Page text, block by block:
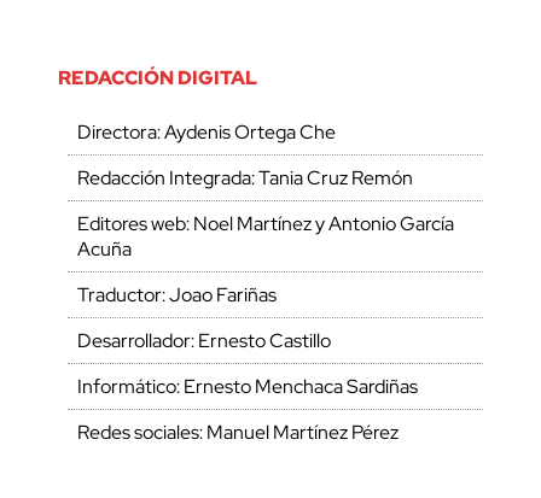
REDACCIÓN DIGITAL
Directora: Aydenis Ortega Che
Redacción Integrada: Tania Cruz Remón
Editores web: Noel Martínez y Antonio García
Acuña
Traductor: Joao Fariñas
Desarrollador: Ernesto Castillo
Informático: Ernesto Menchaca Sardiñas
Redes sociales: Manuel Martínez Pérez